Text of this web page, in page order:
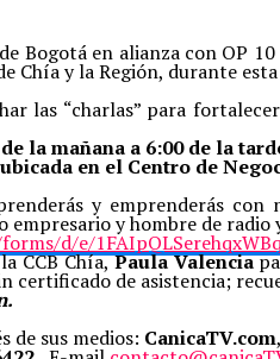
de Bogotá en alianza con OP
Chía y la Región, durante
las “charlas” para
la mañana a 6:00 de la
en el Centro de
y emprenderás
empresario y hombre de radio
d/e/
CCB Chía,Paula Valencia
de asistencia;
de sus medios: CanicaTV.com,